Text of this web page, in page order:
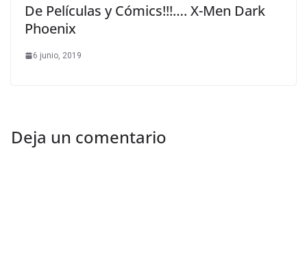
De Películas y Cómics!!!…. X-Men Dark
Phoenix
6 junio, 2019
Deja un comentario